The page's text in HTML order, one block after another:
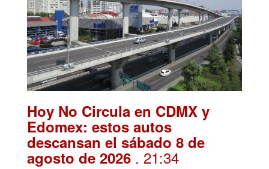
Hoy No Circula en CDMX y
Edomex: estos autos
descansan el sábado 8 de
agosto de 2026 . 21:34